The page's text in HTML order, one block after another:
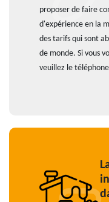
proposer de faire
d'expérience en la
des tarifs qui sont
de monde. Si vous
veuillez le